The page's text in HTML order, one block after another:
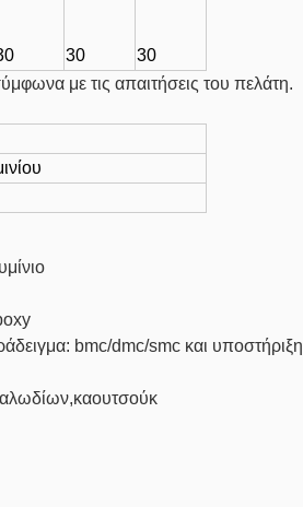
30
30
με τις απαιτήσεις του πελάτη.
bmc/dmc/smc και υποστήριξη